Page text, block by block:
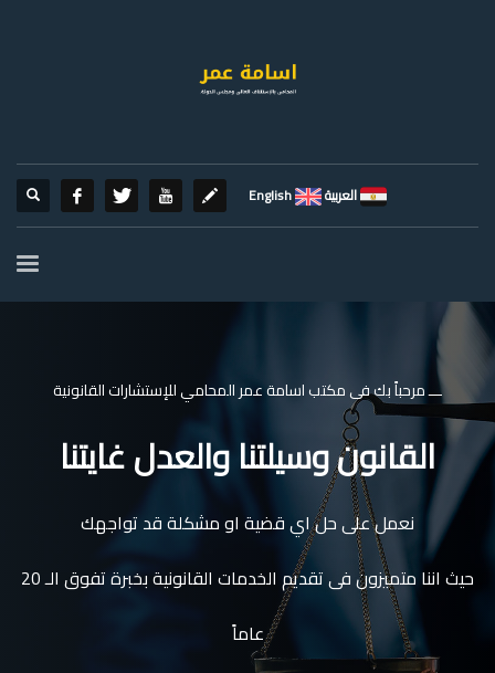
العربية English
ـــ مرحباً بك فى مكتب اسامة عمر المحامي للإستشارات القانونية
القانون وسيلتنا والعدل غايتنا
نعمل على حل اي قضية او مشكلة قد تواجهك
حيث اننا متميزون فى تقديم الخدمات القانونية بخبرة تفوق الـ 20
عاماً